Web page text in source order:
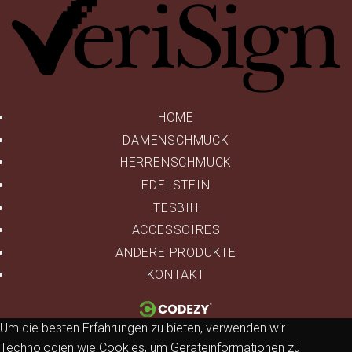
HOME
DAMENSCHMUCK
HERRENSCHMUCK
EDELSTEIN
TESBIH
ACCESSOIRES
ANDERE PRODUKTE
KONTAKT
Um die besten Erfahrungen zu bieten, verwenden wir
Technologien wie Cookies, um Geräteinformationen zu